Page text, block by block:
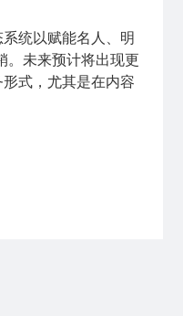
统以赋能名人、明
。未来预计将出现更
式，尤其是在内容